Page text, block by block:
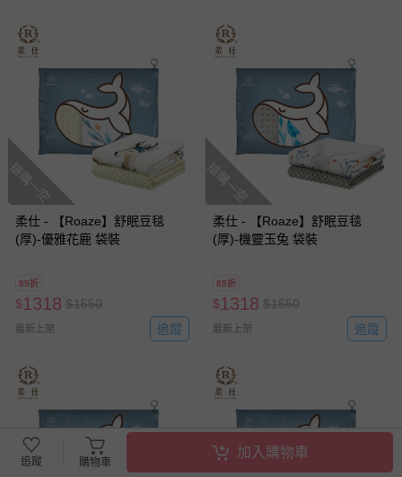
搶購一空
柔仕 - 【Roaze】舒眠豆毯
(厚)-優雅花鹿 袋裝
85折
$1318 $1550
最新上架 追蹤
搶購一空
柔仕 - 【Roaze】舒眠豆毯
(厚)-機靈玉兔 袋裝
85折
$1318 $1550
最新上架 追蹤
追蹤 購物車
加入購物車